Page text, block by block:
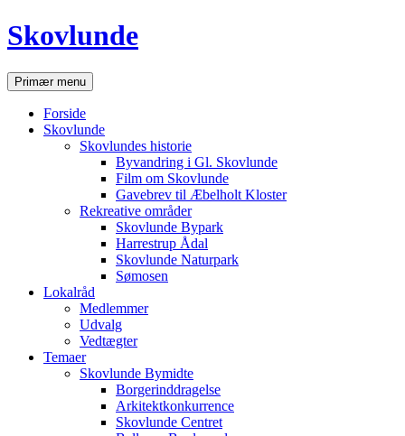
Hop
til
Skovlunde
SøgPrimær menu
Forside
Skovlunde
Skovlundes historie
Byvandring i Gl. Skovlunde
Film om Skovlunde
Gavebrev til Æbelholt Kloster
Rekreative områder
Skovlunde Bypark
Harrestrup Ådal
Skovlunde Naturpark
Sømosen
Lokalråd
Medlemmer
Udvalg
Vedtægter
Temaer
Skovlunde Bymidte
Borgerinddragelse
Arkitektkonkurrence
Skovlunde Centret